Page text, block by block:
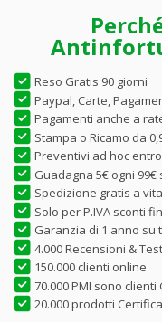
Reso Gratis 90 giorni
Paypal, Carte,
Pagamenti anche a
Stampa o Ricamo da
Preventivi ad hoc
Guadagna 5€ ogni 99€
Spedizione gratis a
Solo per P.IVA sconti
Garanzia di 1 anno su
4.000 Recensioni &
150.000 clienti online
70.000 PMI sono clienti
20.000 prodotti